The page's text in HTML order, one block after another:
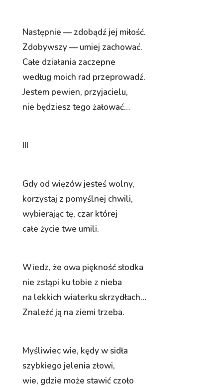
Następnie — zdobądź jej miłość.
Zdobywszy — umiej zachować.
Całe działania zaczepne
według moich rad przeprowadź.
Jestem pewien, przyjacielu,
nie będziesz tego żałować…
III
Gdy od więzów jesteś wolny,
korzystaj z pomyślnej chwili,
wybierając tę, czar której
całe życie twe umili.
Wiedz, że owa piękność słodka
nie zstąpi ku tobie z nieba
na lekkich wiaterku skrzydłach…
Znaleźć ją na ziemi trzeba.
Myśliwiec wie, kędy w sidła
szybkiego jelenia złowi,
wie, gdzie może stawić czoło